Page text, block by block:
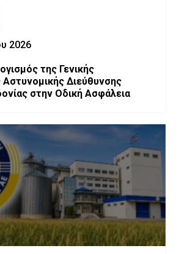
2026
της Γενικής
Αστυνομικής Διεύθυνσης
στην Οδική Ασφάλεια